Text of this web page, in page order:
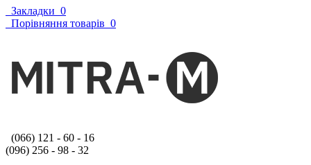
Закладки 0
Порівняння товарів 0
(066) 121 - 60 - 16
(096) 256 - 98 - 32